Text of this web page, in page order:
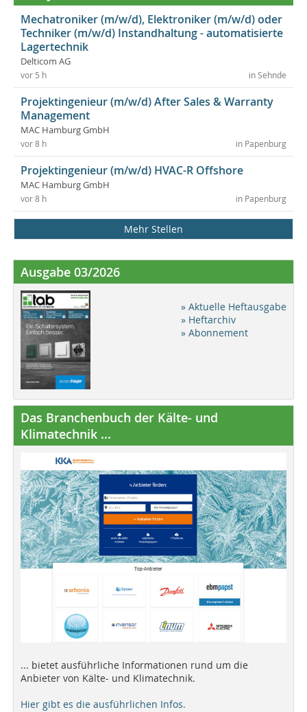
Mechatroniker (m/w/d), Elektroniker (m/w/d) oder
Techniker (m/w/d) Instandhaltung - automatisierte
Lagertechnik
Delticom AG
in Sehnde
vor 5 h
Projektingenieur (m/w/d) After Sales & Warranty
Management
MAC Hamburg GmbH
in Papenburg
vor 8 h
Projektingenieur (m/w/d) HVAC-R Offshore
MAC Hamburg GmbH
in Papenburg
vor 8 h
Mehr Stellen
Ausgabe 03/2026
» Aktuelle Heftausgabe
» Heftarchiv
» Abonnement
Das Branchenbuch der Kälte- und
Klimatechnik ...
... bietet ausführliche Informationen rund um die
Anbieter von Kälte- und Klimatechnik.
Hier gibt es die ausführlichen Infos.